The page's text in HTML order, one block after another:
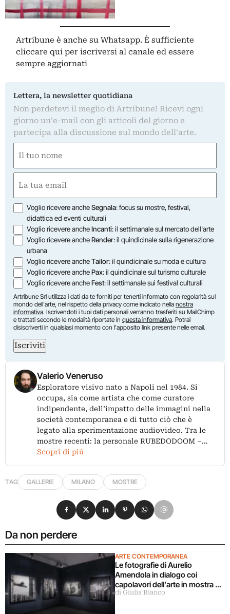
Artribune è anche su Whatsapp. È sufficiente
cliccare qui per iscriversi al canale ed essere
sempre aggiornati
Lettera, la newsletter quotidiana
Non perdetevi il meglio di Artribune! Ricevi ogni
giorno un'e-mail con gli articoli del giorno e
partecipa alla discussione sul mondo dell'arte.
(Required)
First
(Required)
Opzioni
Voglio ricevere ancheSegnala: focus su mostre, festival,
didattica ed eventi culturali
Voglio ricevere ancheIncanti: il settimanale sul mercato dell'arte
Voglio ricevere ancheRender: il quindicinale sulla rigenerazione
urbana
Voglio ricevere ancheTailor: il quindicinale su moda e cultura
Voglio ricevere anchePax: il quindicinale sul turismo culturale
Voglio ricevere ancheFest: il settimanale sui festival culturali
Artribune Srl utilizza i dati da te forniti per tenerti informato con regolarità sul
mondo dell'arte, nel rispetto della privacy come indicato nella nostra
informativa. Iscrivendoti i tuoi dati personali verranno trasferiti su MailChimp
e trattati secondo le modalità riportate in questa informativa. Potrai
disiscriverti in qualsiasi momento con l'apposito link presente nelle email.
Iscriviti
Valerio Veneruso
Esploratore visivo nato a Napoli nel 1984. Si
occupa, sia come artista che come curatore
indipendente, dell’impatto delle immagini nella
società contemporanea e di tutto ciò che è
legato alla sperimentazione audiovideo. Tra le
mostre recenti: la personale RUBEDODOOM –…
Scopri di più
TAG GALLERIE MILANO MOSTRE
Da non perdere
ARTE CONTEMPORANEA
Le fotografie di Aurelio
Amendola in dialogo coi
capolavori dell’arte in mostra a
Milano
di Giulia Bianco
Condividi su Facebook
Condividi su X
Condividi su LinkedIn
Condividi su Pinterest
Condividi su WhatsApp
Condividi su Email